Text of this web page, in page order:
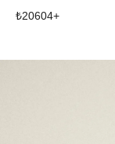
₺20604+